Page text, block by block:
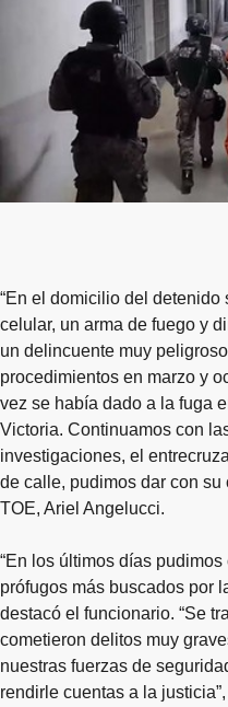
“En el domicilio del detenido
celular, un arma de fuego y
un delincuente muy
procedimientos en marzo y
vez se había dado a la fuga
Victoria. Continuamos con
investigaciones, el
de calle, pudimos dar con su
TOE, Ariel Angelucci.
“En los últimos días
prófugos más buscados por
destacó el funcionario. “Se
cometieron delitos muy
nuestras fuerzas de
rendirle cuentas a la